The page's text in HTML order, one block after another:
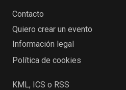
Contacto
Quiero crear un evento
Información legal
Política de cookies
KML, ICS o RSS